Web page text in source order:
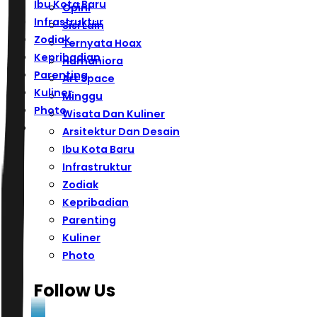
Ibu Kota Baru
Infrastruktur
Zodiak
Kepribadian
Parenting
Kuliner
Photo
Opini
Sisi Lain
Ternyata Hoax
Humaniora
Art Space
Minggu
Wisata Dan Kuliner
Arsitektur Dan Desain
Ibu Kota Baru
Infrastruktur
Zodiak
Kepribadian
Parenting
Kuliner
Photo
Follow Us